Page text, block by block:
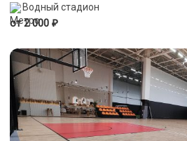
Водный стадион
от 2 000 ₽